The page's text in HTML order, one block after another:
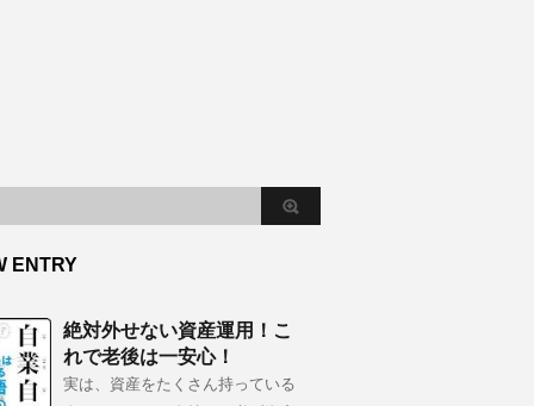
ENTRY
絶対外せない資産運用！こ
れで老後は一安心！
実は、資産をたくさん持っている